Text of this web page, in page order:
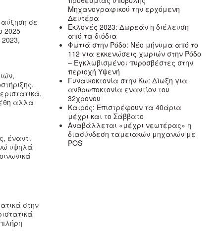
σε
2025
αλλά
έναντι
υψηλά
στην
Μηχανογραφικού την ερχόμενη
Δευτέρα
Εκλογές 2023: Δωρεάν η διέλευση
από τα διόδια
Φωτιά στην Ρόδο: Νέο μήνυμα από το
112 για εκκενώσεις χωριών στην Ρόδο
– Εγκλωβισμένοι πυροσβέστες στην
περιοχή Υψενή
Γυναικοκτονία στην Κω: Δίωξη για
ανθρωποκτονία εναντίον του
32χρονου
Καιρός: Επιστρέφουν τα 40άρια
μέχρι και το Σάββατο
Αναβάλλεται «μέχρι νεωτέρας» η
διασύνδεση ταμειακών μηχανών με
POS